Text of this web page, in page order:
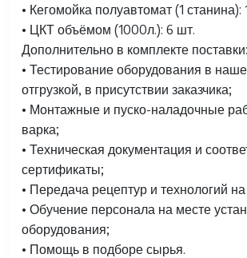
• Кегомойка полуавтомат (1 станина):
• ЦКТ объёмом (1000л.): 6 шт.
Дополнительно в комплекте поставки:
• Тестирование оборудования в
отгрузкой, в присутствии заказчика;
• Монтажные и пуско-наладочные
варка;
• Техническая документация и
сертификаты;
• Передача рецептур и технологий
• Обучение персонала на месте
оборудования;
• Помощь в подборе сырья.